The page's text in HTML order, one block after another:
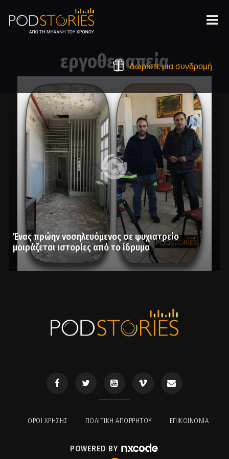
Δωρίστε μια συνδρομή
εργοθεραπεία
Ένας πρώην νοσηλευόμενος σε ψυχιατρείο
μοιράζεται ιστορίες από το ίδρυμα
ΟΡΟΙ ΧΡΉΣΗΣ ΠΟΛΙΤΙΚΉ ΑΠΟΡΡΉΤΟΥ ΕΠΙΚΟΙΝΩΝΊΑ
POWERED BY